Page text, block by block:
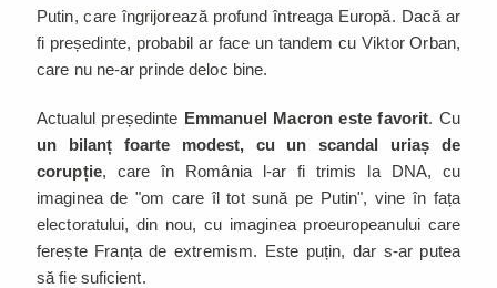
Putin, care îngrijorează profund întreaga Europă. Dacă ar
fi președinte, probabil ar face un tandem cu Viktor Orban,
care nu ne-ar prinde deloc bine.
Actualul președinte Emmanuel Macron este favorit. Cu
un bilanț foarte modest, cu un scandal uriaș de
corupție, care în România l-ar fi trimis la DNA, cu
imaginea de "om care îl tot sună pe Putin", vine în fața
electoratului, din nou, cu imaginea proeuropeanului care
ferește Franța de extremism. Este puțin, dar s-ar putea
să fie suficient.